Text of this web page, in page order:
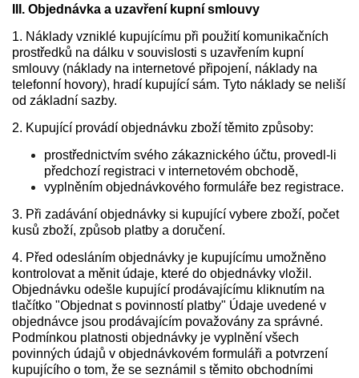
III. Objednávka a uzavření kupní smlouvy
1. Náklady vzniklé kupujícímu při použití komunikačních
prostředků na dálku v souvislosti s uzavřením kupní
smlouvy (náklady na internetové připojení, náklady na
telefonní hovory), hradí kupující sám. Tyto náklady se neliší
od základní sazby.
2. Kupující provádí objednávku zboží těmito způsoby:
prostřednictvím svého zákaznického účtu, provedl-li
předchozí registraci v internetovém obchodě,
vyplněním objednávkového formuláře bez registrace.
3. Při zadávání objednávky si kupující vybere zboží, počet
kusů zboží, způsob platby a doručení.
4. Před odesláním objednávky je kupujícímu umožněno
kontrolovat a měnit údaje, které do objednávky vložil.
Objednávku odešle kupující prodávajícímu kliknutím na
tlačítko "Objednat s povinností platby" Údaje uvedené v
objednávce jsou prodávajícím považovány za správné.
Podmínkou platnosti objednávky je vyplnění všech
povinných údajů v objednávkovém formuláři a potvrzení
kupujícího o tom, že se seznámil s těmito obchodními